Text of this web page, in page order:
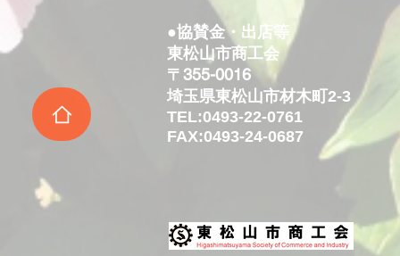
●協賛金・出店等
東松山市商工会
〒355-0016
​埼玉県東松山市材木町2-3
​TEL:0493-22-0761
FAX:0493-24-0687